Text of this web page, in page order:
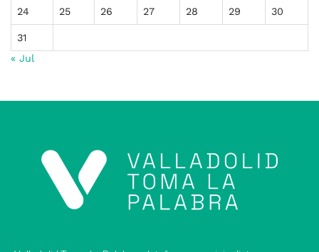
24 25 26 27 28 29 30
31
« Jul